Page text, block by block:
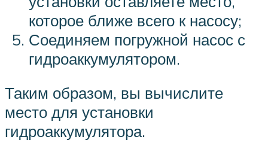
которое ближе всего к насосу;
Соединяем погружной насос с
гидроаккумулятором.
Таким образом, вы вычислите
место для установки
гидроаккумулятора.